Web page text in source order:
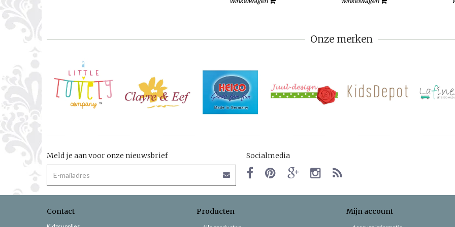
Onze merken
Meld je aan voor onze nieuwsbrief Socialmedia
Contact Producten Mijn account